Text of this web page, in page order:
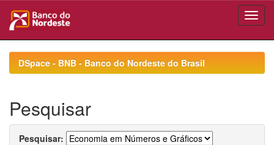
navigationDSpace - BNB - Banco do Nordeste do Brasil
Pesquisar
Pesquisar: